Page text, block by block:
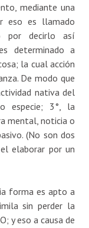
mediante una
eso es llamado
por decirlo así
determinado a
la cual acción
De modo que
nativa del
especie; 3°, la
mental, noticia o
(No son dos
elaborar por un
forma es apto a
sin perder la
y eso a causa de